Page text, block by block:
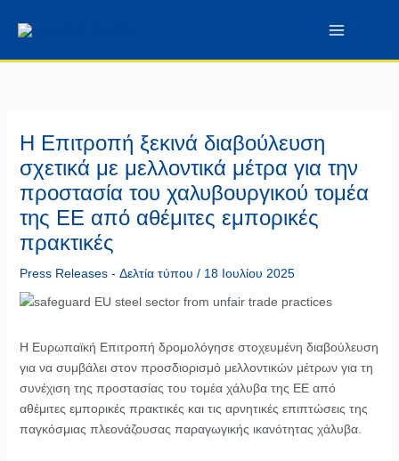
περιεχόμενο
στο
Η Επιτροπή ξεκινά διαβούλευση
σχετικά με μελλοντικά μέτρα για την
προστασία του χαλυβουργικού τομέα
της ΕΕ από αθέμιτες εμπορικές
πρακτικές
Press Releases - Δελτία τύπου / 18 Ιουλίου 2025
Η Ευρωπαϊκή Επιτροπή δρομολόγησε στοχευμένη διαβούλευση
για να συμβάλει στον προσδιορισμό μελλοντικών μέτρων για τη
συνέχιση της προστασίας του τομέα χάλυβα της ΕΕ από
αθέμιτες εμπορικές πρακτικές και τις αρνητικές επιπτώσεις της
παγκόσμιας πλεονάζουσας παραγωγικής ικανότητας χάλυβα.